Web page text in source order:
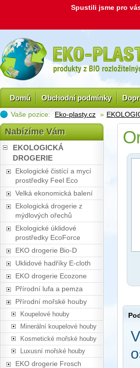
Spustili jsme pro
Domů Obchodní podmínky
Vaše pozice: Eko-plasty.cz »
Nabízíme Vám
EKOLOGICKÁ
DROGERIE
Ekologické čistící a mycí
prostředky Feel Eco
Velká ekonomická balení
Ekologická drogerie z
mýdlových ořechů
Ekologické úklidové
prostředky EcoForce
EKO drogerie Bio-D
Uklidové hadříky E-cloth
EKO drogerie Ecozone
Přírodní lufa a pemza
Přírodní mořské houby
Koupelové houby
Minerální koupelové houby
Kosmetické mořské houby
Luxusní mořské houby
EKO drogerie Frosch